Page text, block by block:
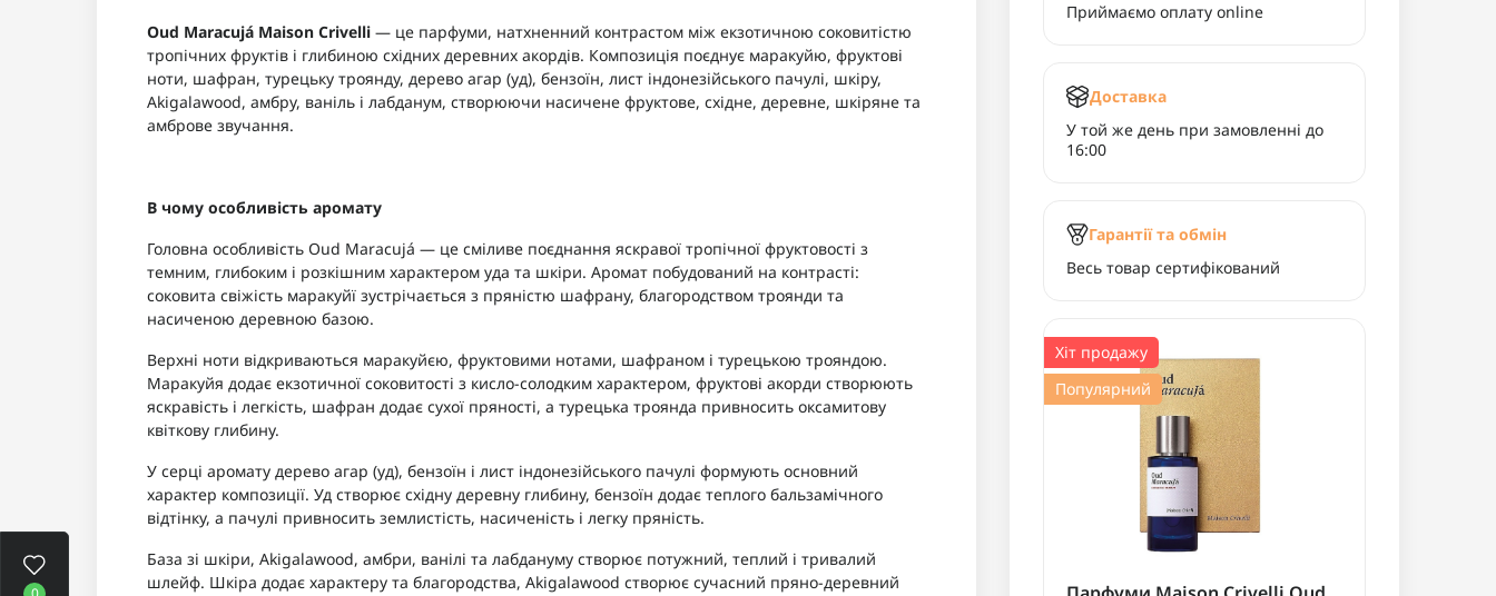
Oud Maracujá Maison Crivelli — це парфуми, натхненний контрастом між екзотичною соковитістю
тропічних фруктів і глибиною східних деревних акордів. Композиція поєднує маракуйю, фруктові
ноти, шафран, турецьку троянду, дерево агар (уд), бензоїн, лист індонезійського пачулі, шкіру,
Akigalawood, амбру, ваніль і лабданум, створюючи насичене фруктове, східне, деревне, шкіряне та
амброве звучання.
В чому особливість аромату
Головна особливість Oud Maracujá — це сміливе поєднання яскравої тропічної фруктовості з
темним, глибоким і розкішним характером уда та шкіри. Аромат побудований на контрасті:
соковита свіжість маракуйї зустрічається з пряністю шафрану, благородством троянди та
насиченою деревною базою.
Верхні ноти відкриваються маракуйєю, фруктовими нотами, шафраном і турецькою трояндою.
Маракуйя додає екзотичної соковитості з кисло-солодким характером, фруктові акорди створюють
яскравість і легкість, шафран додає сухої пряності, а турецька троянда привносить оксамитову
квіткову глибину.
У серці аромату дерево агар (уд), бензоїн і лист індонезійського пачулі формують основний
характер композиції. Уд створює східну деревну глибину, бензоїн додає теплого бальзамічного
відтінку, а пачулі привносить землистість, насиченість і легку пряність.
База зі шкіри, Akigalawood, амбри, ванілі та лабдануму створює потужний, теплий і тривалий
шлейф. Шкіра додає характеру та благородства, Akigalawood створює сучасний пряно-деревний
Приймаємо оплату online
Доставка
У той же день при замовленні до
16:00
Гарантії та обмін
Весь товар сертифікований
Хіт продажу
Популярний